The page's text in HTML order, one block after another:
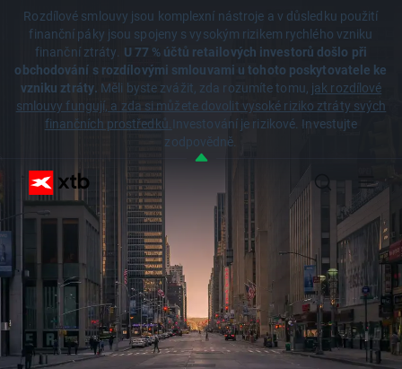
Rozdílové smlouvy jsou komplexní nástroje a v důsledku použití
finanční páky jsou spojeny s vysokým rizikem rychlého vzniku
finanční ztráty. U 77 % účtů retailových investorů došlo při
obchodování s rozdílovými smlouvami u tohoto poskytovatele ke
vzniku ztráty. Měli byste zvážit, zda rozumíte tomu, jak rozdílové
smlouvy fungují, a zda si můžete dovolit vysoké riziko ztráty svých
finančních prostředků.Investování je rizikové. Investujte
zodpovědně.